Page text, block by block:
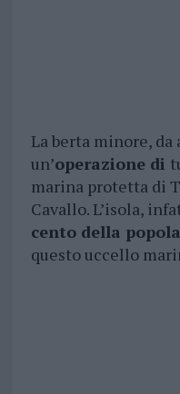
La berta minore,
un’operazione di
marina protetta di
Cavallo. L’isola,
cento della
questo uccello